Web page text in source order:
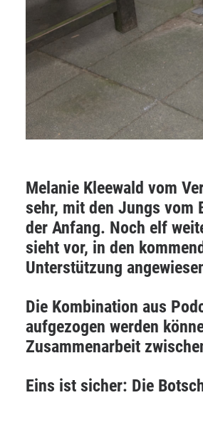
Melanie Kleewald vom
sehr, mit den Jungs vom
der Anfang. Noch elf
sieht vor, in den
Unterstützung
Die Kombination aus
aufgezogen werden
Zusammenarbeit
Eins ist sicher: Die